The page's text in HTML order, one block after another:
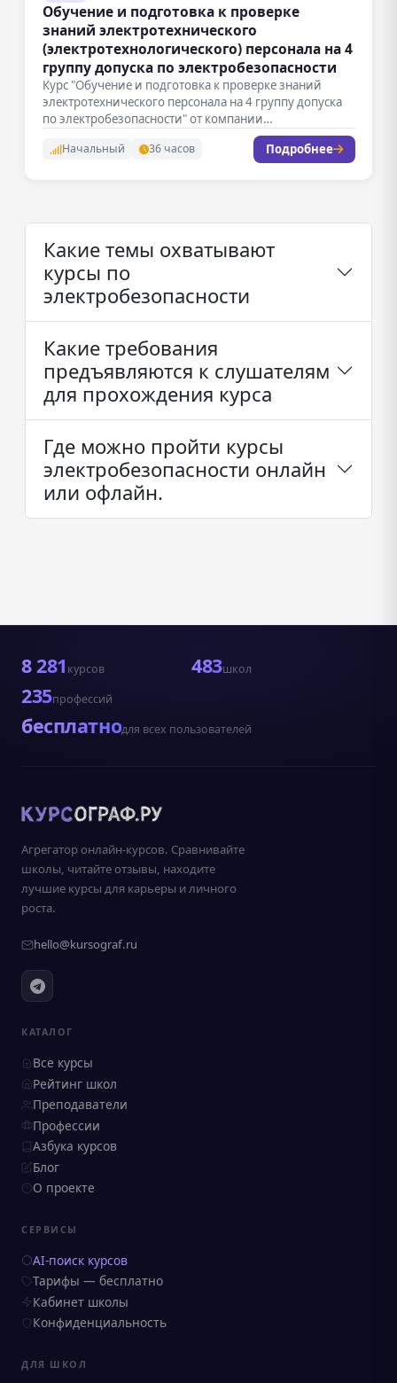
Обучение и подготовка к проверке
знаний электротехнического
(электротехнологического) персонала на 4
группу допуска по электробезопасности
Курс "Обучение и подготовка к проверке знаний
электротехнического персонала на 4 группу допуска
по электробезопасности" от компании
Начальный 36 часов Подробнее
Какие темы охватывают
курсы по
электробезопасности
Какие требования
предъявляются к слушателям
для прохождения курса
Где можно пройти курсы
электробезопасности онлайн
или офлайн.
8 281 курсов 483школ
235профессий
бесплатнодля всех пользователей
Агрегатор онлайн-курсов. Сравнивайте
школы, читайте отзывы, находите
лучшие курсы для карьеры и личного
роста.
hello@kursograf.ru
КАТАЛОГ
Все курсы
Рейтинг школ
Преподаватели
Профессии
Азбука курсов
Блог
О проекте
СЕРВИСЫ
AI-поиск курсов
Тарифы — бесплатно
Кабинет школы
Конфиденциальность
ДЛЯ ШКОЛ